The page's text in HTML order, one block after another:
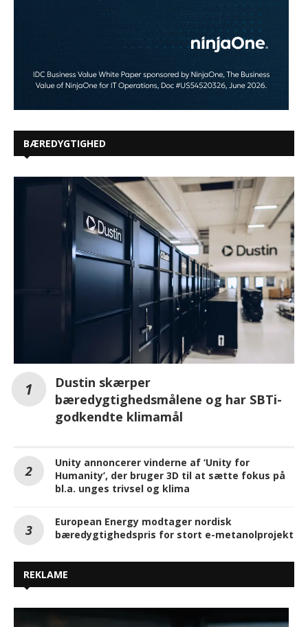
BÆREDYGTIGHED
Dustin skærper
bæredygtighedsmålene og har SBTi-
godkendte klimamål
Unity annoncerer vinderne af ‘Unity for
Humanity’, der bruger 3D til at sætte fokus på
bl.a. unges trivsel og klima
European Energy modtager nordisk
bæredygtighedspris for stort e-metanolprojekt
REKLAME